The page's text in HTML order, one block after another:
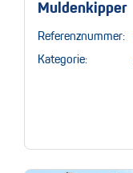
Muldenkipper
Referenznummer:
Kategorie: